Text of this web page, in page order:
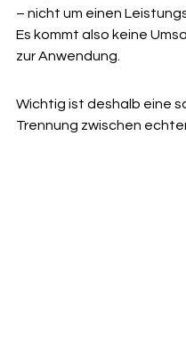
– nicht um einen
Es kommt also keine
zur Anwendung.
Wichtig ist deshalb eine
Trennung zwischen